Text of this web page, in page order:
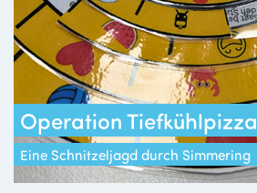
Operation Tiefkühlpizza
Eine Schnitzeljagd durch Simmering